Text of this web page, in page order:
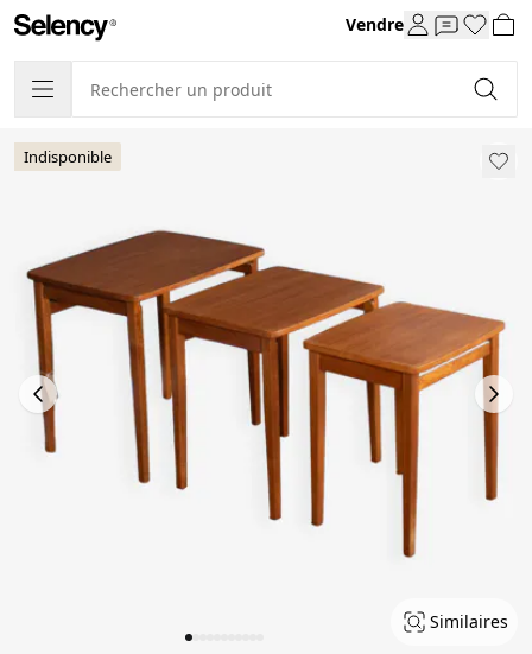
Vendre
Indisponible
Similaires